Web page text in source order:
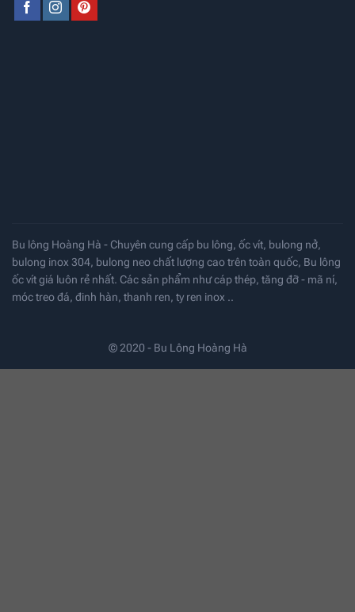
Bu lông Hoàng Hà - Chuyên cung cấp bu lông, ốc vít, bulong nở,
bulong inox 304, bulong neo chất lượng cao trên toàn quốc, Bu lông
ốc vít giá luôn rẻ nhất. Các sản phẩm như cáp thép, tăng đỡ - mã ní,
móc treo đá, đinh hàn, thanh ren, ty ren inox ..
© 2020 - Bu Lông Hoàng Hà